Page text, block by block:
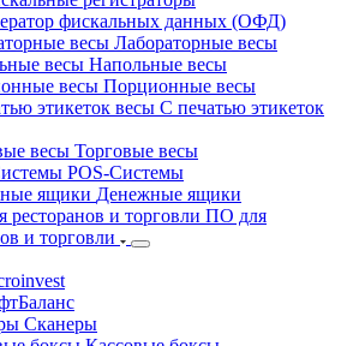
фискальных данных (ОФД)
Лабораторные весы
Напольные весы
Порционные весы
С печатью этикеток
Торговые весы
POS-Системы
Денежные ящики
ПО для
и торговли
Сканеры